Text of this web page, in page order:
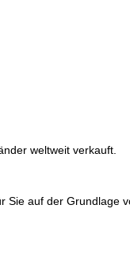
weltweit verkauft.
Sie auf der Grundlage